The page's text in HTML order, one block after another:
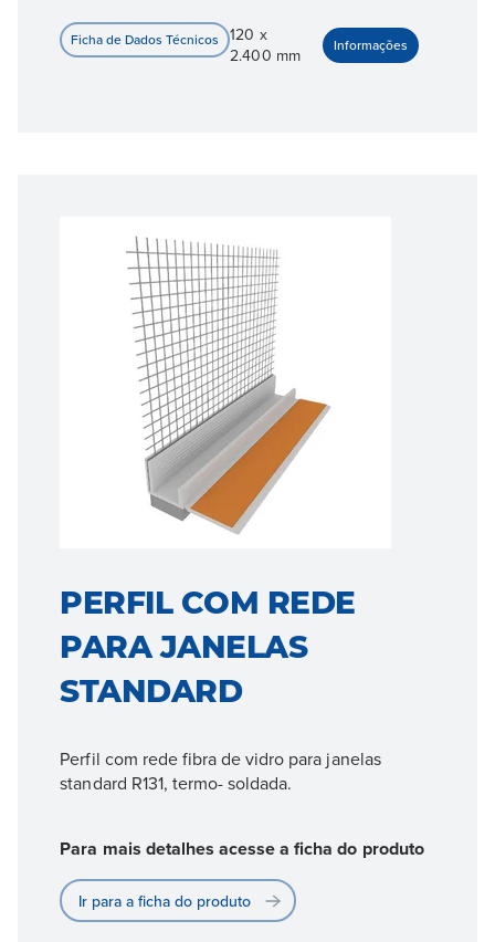
120 x
2.400 mm
PERFIL COM REDE
PARA JANELAS
STANDARD
Perfil com rede fibra de vidro para janelas
standard R131, termo- soldada.
Para mais detalhes acesse a ficha do produto
Ir para a ficha do produto